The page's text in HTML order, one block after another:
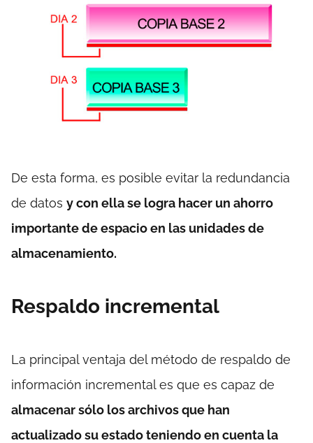
De esta forma, es posible evitar la redundancia
de datos y con ella se logra hacer un ahorro
importante de espacio en las unidades de
almacenamiento.
Respaldo incremental
La principal ventaja del método de respaldo de
información incremental es que es capaz de
almacenar sólo los archivos que han
actualizado su estado teniendo en cuenta la